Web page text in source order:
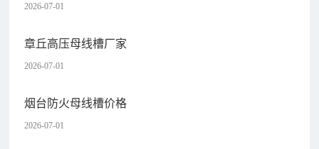
2026-07-01
章丘高压母线槽厂家
2026-07-01
烟台防火母线槽价格
2026-07-01